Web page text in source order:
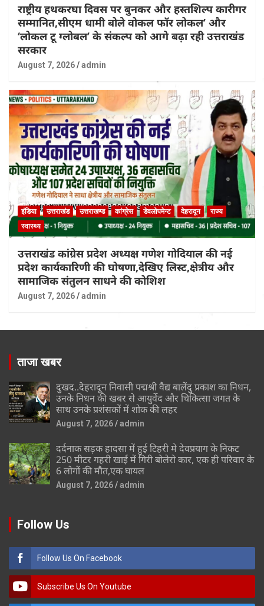
राष्ट्रीय हथकरघा दिवस पर बुनकर और हस्तशिल्प कारीगर
सम्मानित,सीएम धामी बोले वोकल फॉर लोकल’ और
‘लोकल टू ग्लोबल’ के संकल्प को आगे बढ़ा रही उत्तराखंड
सरकार
August 7, 2026 admin
इंडिया उत्तराखंड उत्तराखण्ड कांग्रेस डेवलोपमेन्ट देहरादून
राज्य
स्वास्थ्य
उत्तराखंड कांग्रेस प्रदेश अध्यक्ष गणेश गोदियाल की नई
प्रदेश कार्यकारिणी की घोषणा,देखिए लिस्ट,क्षेत्रीय और
सामाजिक संतुलन साधने की कोशिश
August 7, 2026 admin
ताजा खबर
दुखद..देहरादून निवासी पद्मश्री वैद्य बालेंदु प्रकाश का निधन,
उनके निधन की खबर से आयुर्वेद और चिकित्सा जगत के
साथ उनके प्रशंसकों में शोक की लहर
August 7, 2026 admin
दर्दनाक सड़क हादसा में हुई टिहरी मे देवप्रयाग के निकट
250 मीटर गहरी खाई में गिरी बोलेरो कार, एक ही परिवार के
6 लोगों की मौत,एक घायल
August 7, 2026 admin
Follow Us
Follow Us On Facebook
Subscribe Us On Youtube